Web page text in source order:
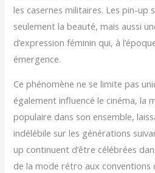
les casernes militaires. Les pin-up
seulement la beauté, mais aussi
d’expression féminin qui, à
émergence.
Ce phénomène ne se limite pas
également influencé le cinéma, la
populaire dans son ensemble,
indélébile sur les générations
up continuent d’être célébrées
de la mode rétro aux conventions